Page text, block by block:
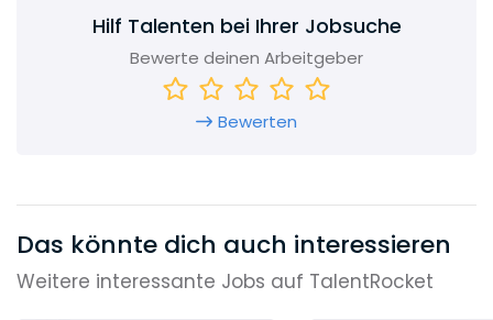
Hilf Talenten bei Ihrer Jobsuche
Bewerte deinen Arbeitgeber
Bewerten
Das könnte dich auch interessieren
Weitere interessante Jobs auf TalentRocket